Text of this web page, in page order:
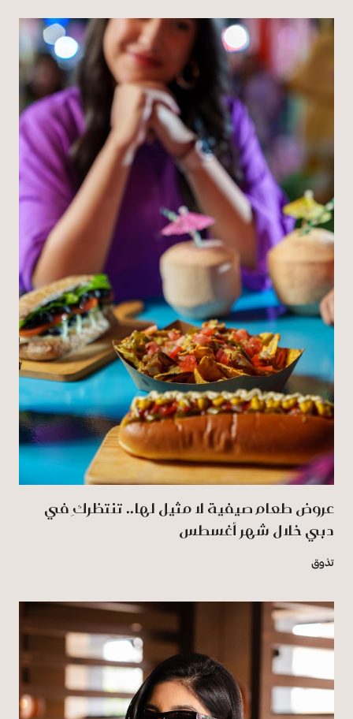
عروض طعام صيفية لا مثيل لها.. تنتظركِ في
دبي خلال شهر أغسطس
تذوق